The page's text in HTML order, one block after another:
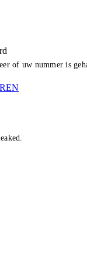
of uw nummer is